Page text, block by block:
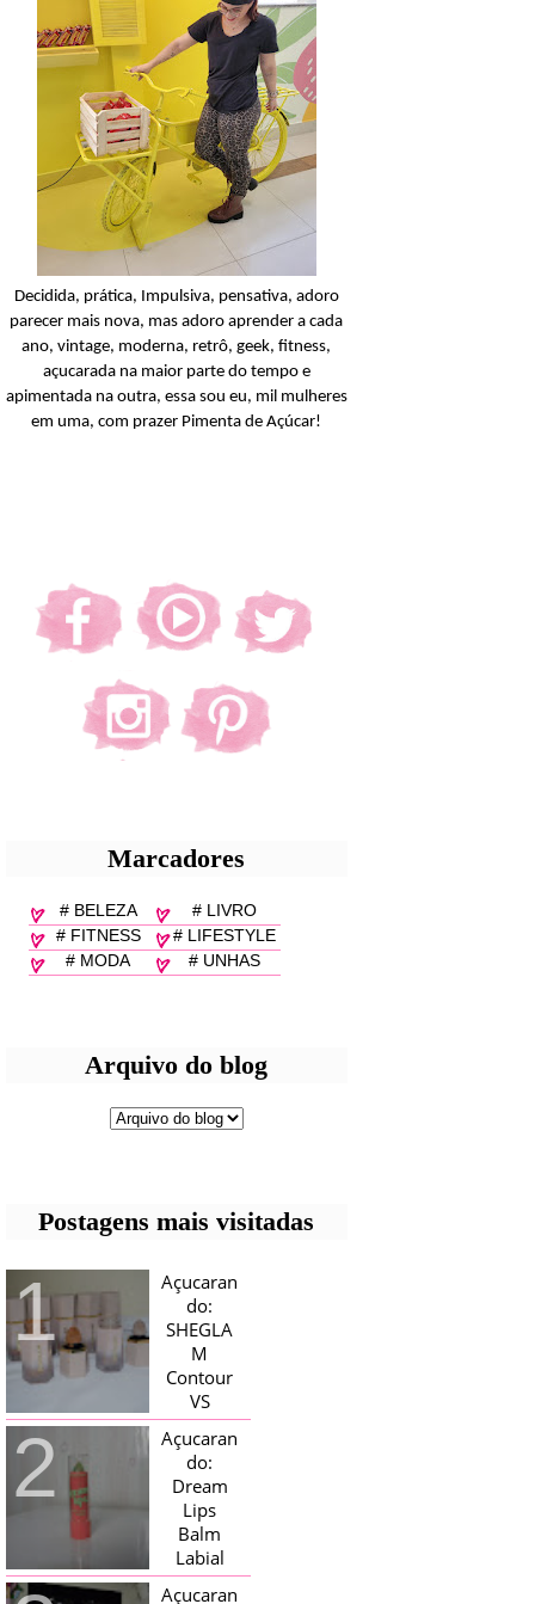
Açucarando: Sabonete
Líquido Facial Fenzza
Decidida, prática, Impulsiva, pensativa, adoro
parecer mais nova, mas adoro aprender a cada
ano, vintage, moderna, retrô, geek, fitness,
açucarada na maior parte do tempo e
apimentada na outra, essa sou eu, mil mulheres
em uma, com prazer Pimenta de Açúcar!
Marcadores
# BELEZA
# LIVRO
# FITNESS
# LIFESTYLE
# MODA
# UNHAS
Arquivo do blog
Postagens mais visitadas
Açucaran
do:
SHEGLA
M
Contour
VS
Bronzer!
HELLO AÇUCARADAS, E NESTE
MÊS CHEGOU AQUI EM CASA UMA
CAIXA RECHEADA DE SHEGLAM,
TINHA BLUSH, ILUMINADORES E
TODOS OS BRONZER E
CONTORNOS ...
Açucaran
do:
Dream
Lips
Balm
Labial
Magico
Açucaran